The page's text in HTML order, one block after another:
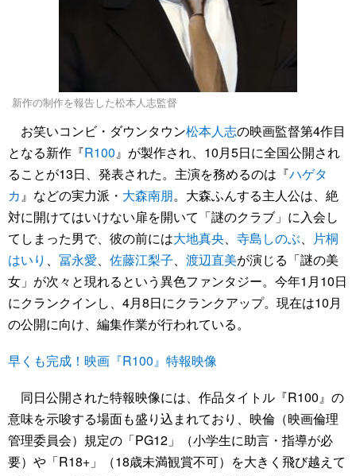
新作の制作を報告した松本人志監督
お笑いコンビ・ダウンタウン松本人志の映画監督第4作目
となる新作『R100』が製作され、10月5日に全国公開され
ることが13日、発表された。主演を務めるのは『ハゲタ
カ』などの実力派・ 大森南朋。大森ふんする主人公は、絶
対に開けてはいけない扉を開いて「謎のクラブ」に入会し
てしまった男で、彼の前には大地真央、 寺島しのぶ、 片桐
はいり 、 冨永愛、 佐藤江梨子、 渡辺直美が演じる「謎の美
女」が次々と現れるという異色ファンタジー。今年1月10日
にクランクインし、4月8日にクランクアップ。現在は10月
の公開に向け、編集作業が行われている。
早くも完成！映画『R100』特報映像
同日公開された特報映像には、作品タイトル『R100』の
意味を示唆する場面も盛り込まれており、映倫（映画倫理
管理委員会）規定の「PG12」（小学生に助言・指導が必
要）や「R18+」（18歳未満観賞不可）を大きく飛び越えて